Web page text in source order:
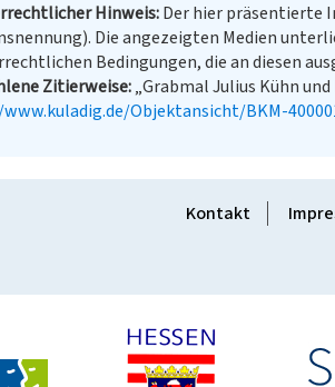
Hinweis Der hier präsentierte
Die angezeigten Medien
Bedingungen, die an diesen
Zitierweise „Grabmal Julius Kühn
Objektansicht/BKM-
Kontakt